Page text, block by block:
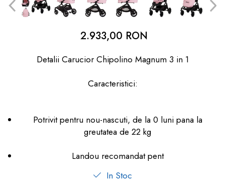
dopuri de urechi
2.933,00 RON
Detalii Carucior Chipolino Magnum 3 in 1
Caracteristici:
Potrivit pentru nou-nascuti, de la 0 luni pana la
greutatea de 22 kg
Landou recomandat pent
In Stoc